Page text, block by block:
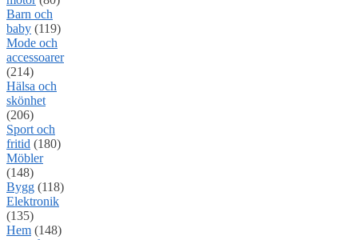
Barn och
baby (119)
Mode och
accessoarer
(214)
Hälsa och
skönhet
(206)
Sport och
fritid (180)
Möbler
(148)
Bygg (118)
Elektronik
(135)
Hem (148)